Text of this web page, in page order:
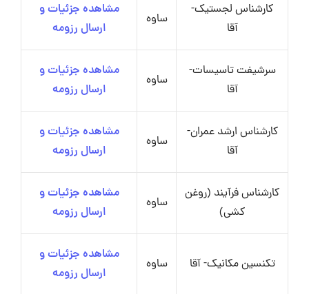
کارشناس لجستیک-
آقا
ساوه
مشاهده جزئیات و
ارسال رزومه
سرشیفت تاسیسات-
آقا
ساوه
مشاهده جزئیات و
ارسال رزومه
کارشناس ارشد عمران-
آقا
ساوه
مشاهده جزئیات و
ارسال رزومه
کارشناس فرآیند (روغن
کشی)
ساوه
مشاهده جزئیات و
ارسال رزومه
تکنسین مکانیک- آقا ساوه
مشاهده جزئیات و
ارسال رزومه